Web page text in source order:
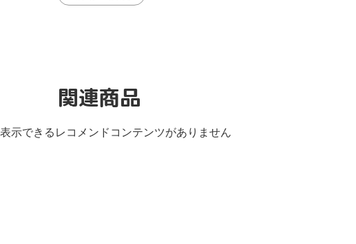
関連商品
表示できるレコメンドコンテンツがありません